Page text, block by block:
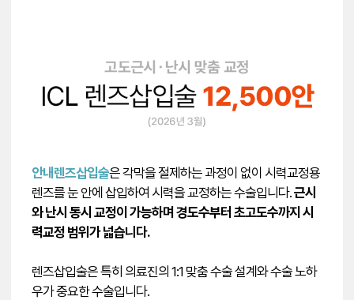
안내렌즈삽입술은 각막을 절제하는 과정이 없이 시력교정용
렌즈를 눈 안에 삽입하여 시력을 교정하는 수술입니다.근시
와 난시 동시 교정이 가능하며 경도수부터 초고도수까지 시
력교정 범위가 넓습니다.
렌즈삽입술은 특히 의료진의 1:1 맞춤 수술 설계와 수술 노하
우가 중요한 수술입니다.